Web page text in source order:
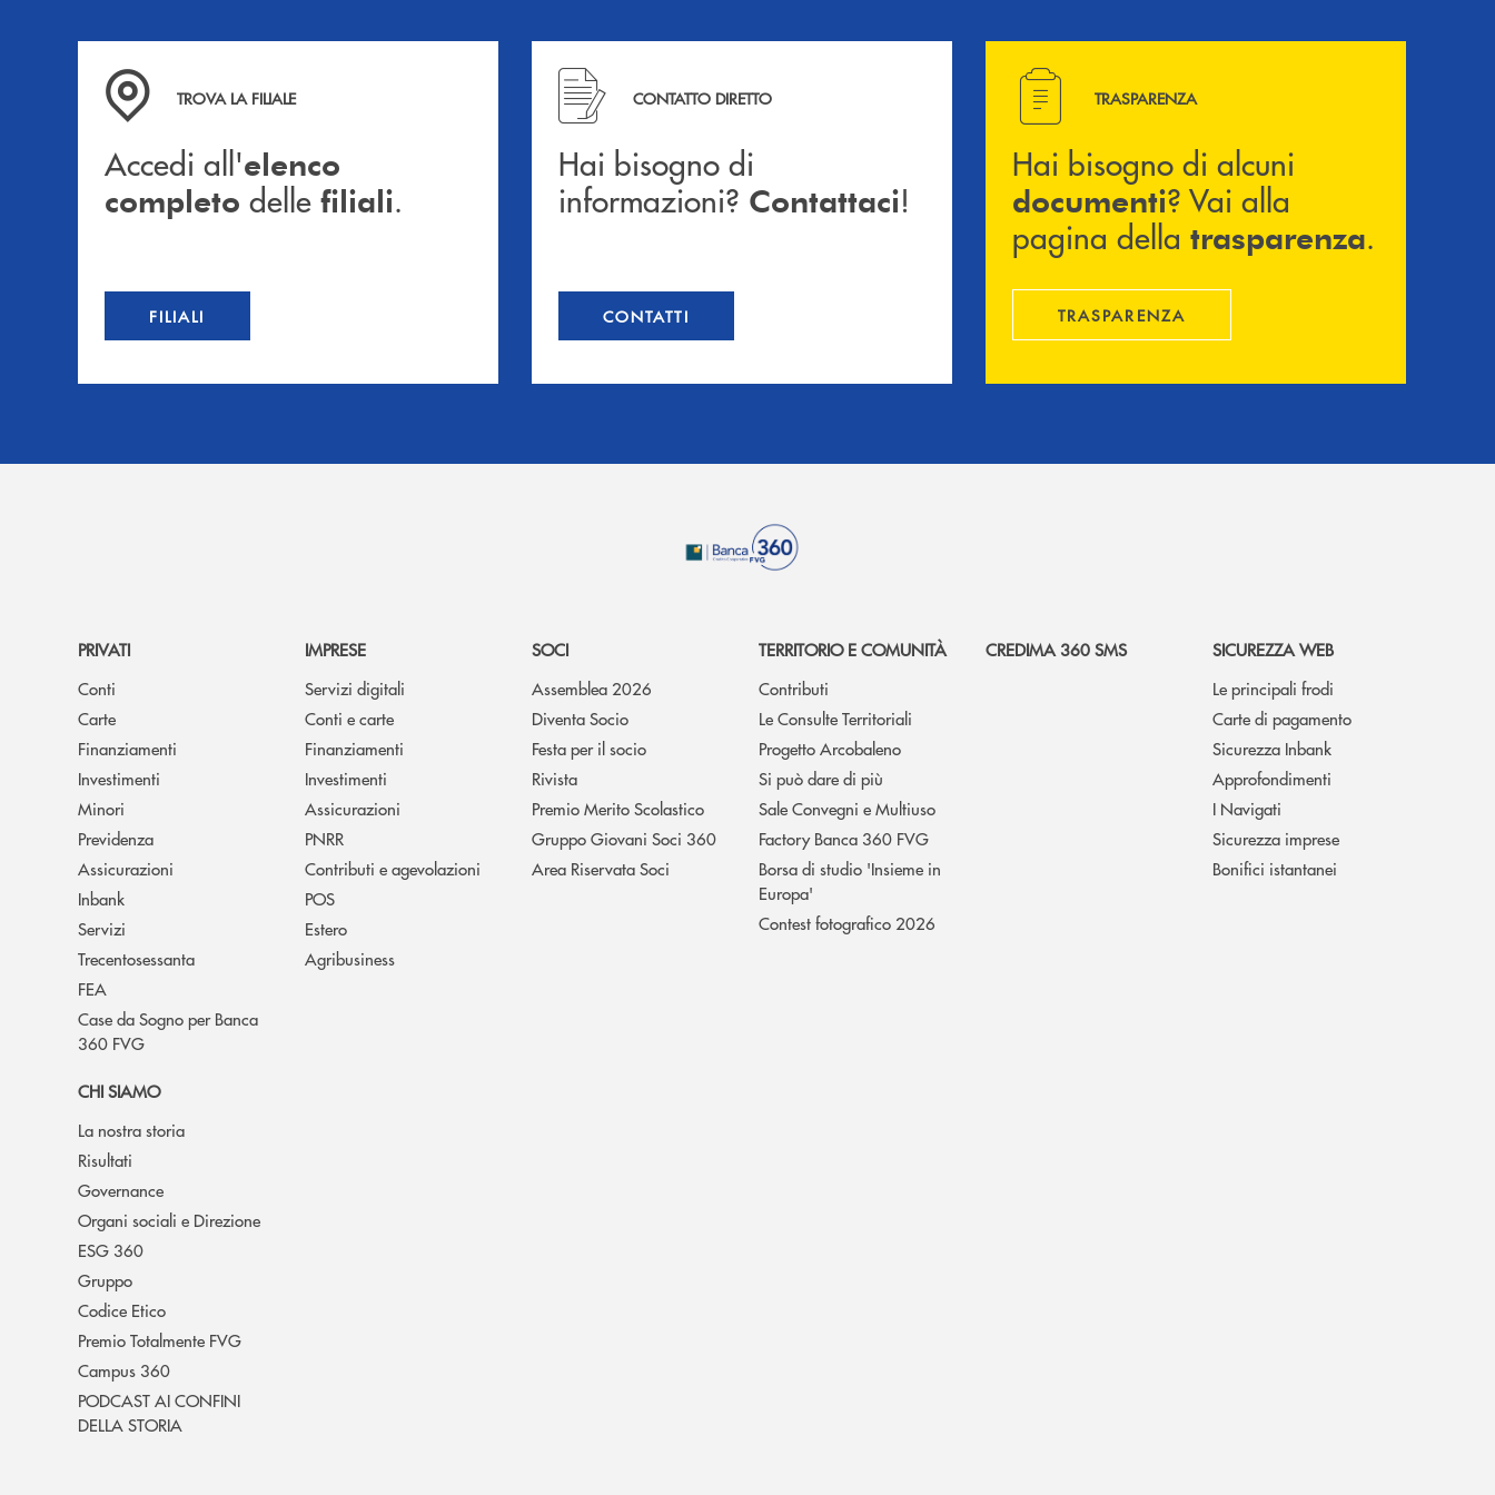
Accedi all' elenco completo delle filiali .
TROVA LA FILIALE
Accedi all'elenco
completo delle filiali.
FILIALI
Hai bisogno di informazioni? Contattaci !
CONTATTO DIRETTO
Hai bisogno di
informazioni? Contattaci!
CONTATTI
Hai bisogno di alcuni documenti ? Vai alla pagina della
TRASPARENZA
Hai bisogno di alcuni
documenti? Vai alla
pagina della trasparenza.
TRASPARENZA
PRIVATI
Conti
Carte
Finanziamenti
Investimenti
Minori
Previdenza
Assicurazioni
Inbank
Servizi
Trecentosessanta
FEA
Case da Sogno per Banca
360 FVG
IMPRESE
Servizi digitali
Conti e carte
Finanziamenti
Investimenti
Assicurazioni
PNRR
Contributi e agevolazioni
POS
Estero
Agribusiness
SOCI
Assemblea 2026
Diventa Socio
Festa per il socio
Rivista
Premio Merito Scolastico
Gruppo Giovani Soci 360
Area Riservata Soci
TERRITORIO E COMUNITÀ
Contributi
Le Consulte Territoriali
Progetto Arcobaleno
Si può dare di più
Sale Convegni e Multiuso
Factory Banca 360 FVG
Borsa di studio 'Insieme in
Europa'
Contest fotografico 2026
CREDIMA 360 SMS
SICUREZZA WEB
Le principali frodi
Carte di pagamento
Sicurezza Inbank
Approfondimenti
I Navigati
Sicurezza imprese
Bonifici istantanei
CHI SIAMO
La nostra storia
Risultati
Governance
Organi sociali e Direzione
ESG 360
Gruppo
Codice Etico
Premio Totalmente FVG
Campus 360
PODCAST AI CONFINI
DELLA STORIA